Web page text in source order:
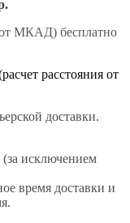
от МКАД) бесплатно
расстояния от
доставки.
(за исключением
время доставки и